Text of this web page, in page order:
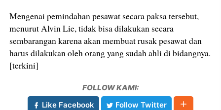
Mengenai pemindahan pesawat secara paksa tersebut,
menurut Alvin Lie, tidak bisa dilakukan secara
sembarangan karena akan membuat rusak pesawat dan
harus dilakukan oleh orang yang sudah ahli di bidangnya.
[terkini]
FOLLOW KAMI:
Like Facebook
Follow Twitter